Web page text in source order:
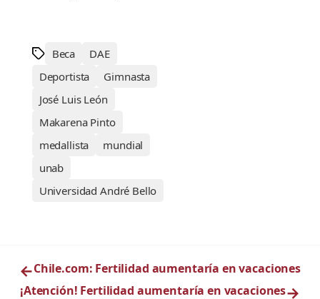
Beca
DAE
Deportista
Gimnasta
José Luis León
Makarena Pinto
medallista
mundial
unab
Universidad André Bello
←Chile.com: Fertilidad aumentaría en vacaciones
¡Atención! Fertilidad aumentaría en vacaciones→